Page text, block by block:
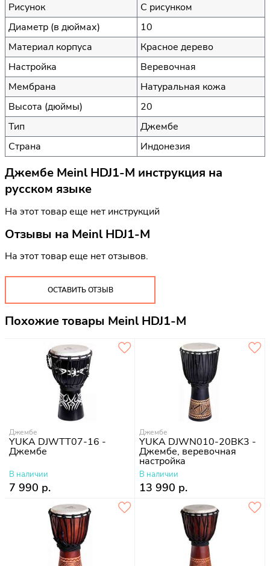
Рисунок
С рисунком
Диаметр (в дюймах)
10
Материал корпуса
Красное дерево
Настройка
Веревочная
Мембрана
Натуральная кожа
Высота (дюймы)
20
Тип
Джембе
Страна
Индонезия
Джембе Meinl HDJ1-M инструкция на
русском языке
На этот товар еще нет инструкций
Отзывы на Meinl HDJ1-M
На этот товар еще нет отзывов.
ОСТАВИТЬ ОТЗЫВ
Похожие товары Meinl HDJ1-M
Джембе
YUKA DJWTT07-16 -
Джембе
В наличии
7 990 р.
Джембе
YUKA DJWN010-20BK3 -
Джембе, веревочная
настройка
В наличии
13 990 р.